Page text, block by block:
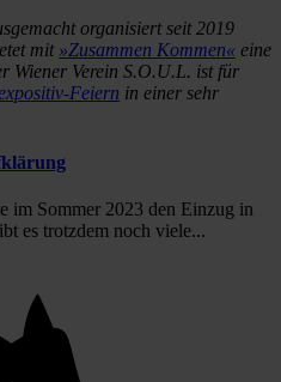
organisiert seit 2019
mit»Zusammen Kommen« eine
Wiener Verein S.O.U.L. ist für
Feiern in einer sehr
im Sommer 2023 den Einzug in
es trotzdem noch viele...